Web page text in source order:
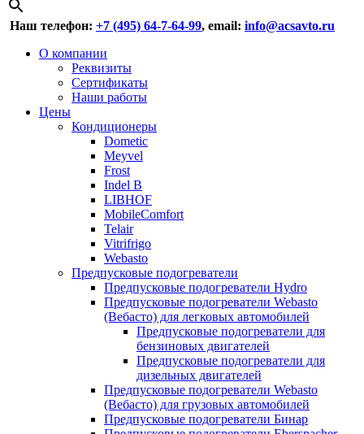
Menu
Наш телефон: +7 (495) 64-7-64-99, email: info@acsavto.ru
Основное
Перейти
содержимому
О компании
Реквизиты
Сертификаты
Наши работы
Цены
Кондиционеры
Dometic
Meyvel
Frost
Indel B
LIBHOF
MobileComfort
Telair
Vitrifrigo
Webasto
Предпусковые подогреватели
Предпусковые подогреватели Hydro
Предпусковые подогреватели Webasto
(Вебасто) для легковых автомобилей
Предпусковые подогреватели для
бензиновых двигателей
Предпусковые подогреватели для
дизельных двигателей
Предпусковые подогреватели Webasto
(Вебасто) для грузовых автомобилей
Предпусковые подогреватели Бинар